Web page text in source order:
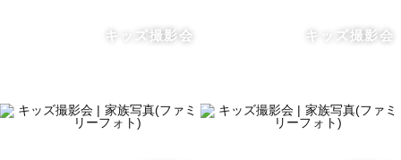
さんを避けてる位には苦手でした。笑）
キッズ撮影会 キッズ撮影会